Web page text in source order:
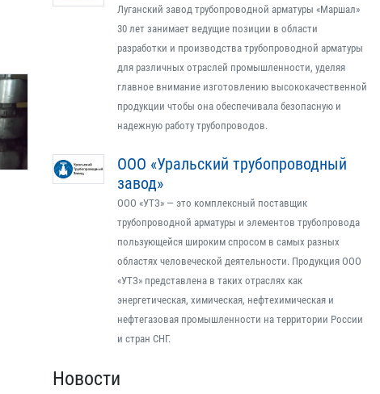
Луганский завод трубопроводной арматуры «Маршал»
30 лет занимает ведущие позиции в области
разработки и производства трубопроводной арматуры
для различных отраслей промышленности, уделяя
главное внимание изготовлению высококачественной
продукции чтобы она обеспечивала безопасную и
надежную работу трубопроводов.
ООО «Уральский трубопроводный
завод»
ООО «УТЗ» — это комплексный поставщик
трубопроводной арматуры и элементов трубопровода
пользующейся широким спросом в самых разных
областях человеческой деятельности. Продукция ООО
«УТЗ» представлена в таких отраслях как
энергетическая, химическая, нефтехимическая и
нефтегазовая промышленности на территории России
и стран СНГ.
Новости